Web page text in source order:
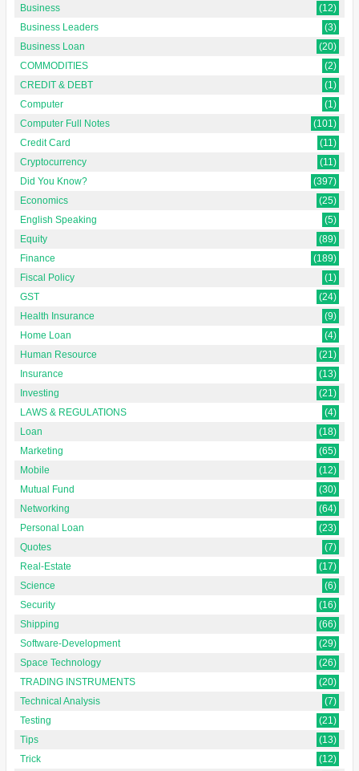
Business
(12)
Business Leaders
(3)
Business Loan
(20)
COMMODITIES
(2)
CREDIT & DEBT
(1)
Computer
(1)
Computer Full Notes
(101)
Credit Card
(11)
Cryptocurrency
(11)
Did You Know?
(397)
Economics
(25)
English Speaking
(5)
Equity
(89)
Finance
(189)
Fiscal Policy
(1)
GST
(24)
Health Insurance
(9)
Home Loan
(4)
Human Resource
(21)
Insurance
(13)
Investing
(21)
LAWS & REGULATIONS
(4)
Loan
(18)
Marketing
(65)
Mobile
(12)
Mutual Fund
(30)
Networking
(64)
Personal Loan
(23)
Quotes
(7)
Real-Estate
(17)
Science
(6)
Security
(16)
Shipping
(66)
Software-Development
(29)
Space Technology
(26)
TRADING INSTRUMENTS
(20)
Technical Analysis
(7)
Testing
(21)
Tips
(13)
Trick
(12)